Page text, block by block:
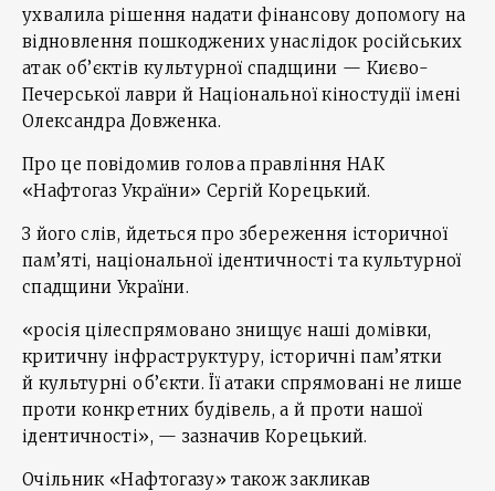
ухвалила рішення надати фінансову допомогу на
відновлення пошкоджених унаслідок російських
атак об’єктів культурної спадщини — Києво-
Печерської лаври й Національної кіностудії імені
Олександра Довженка.
Про це повідомив голова правління НАК
«Нафтогаз України» Сергій Корецький.
З його слів, йдеться про збереження історичної
пам’яті, національної ідентичності та культурної
спадщини України.
«росія цілеспрямовано знищує наші домівки,
критичну інфраструктуру, історичні пам’ятки
й культурні об’єкти. Її атаки спрямовані не лише
проти конкретних будівель, а й проти нашої
ідентичності», — зазначив Корецький.
Очільник «Нафтогазу» також закликав